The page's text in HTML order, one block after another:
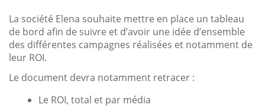
La société Elena souhaite mettre en place un tableau
de bord afin de suivre et d’avoir une idée d’ensemble
des différentes campagnes réalisées et notamment de
leur ROI.
Le document devra notamment retracer :
Le ROI, total et par média